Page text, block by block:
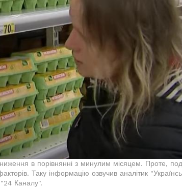
в порівнянні з минулим місяцем. Проте,
Таку інформацію озвучив аналітик
Каналу".